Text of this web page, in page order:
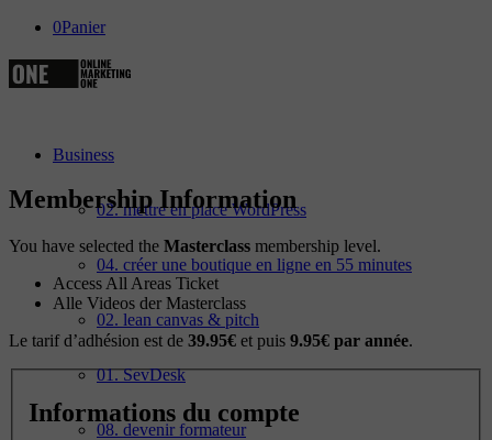
0Panier
Business
02. mettre en place WordPress
04. créer une boutique en ligne en 55 minutes
02. lean canvas & pitch
01. SevDesk
08. devenir formateur
Membership Information
You have selected the Masterclass membership level.
Access All Areas Ticket
Alle Videos der Masterclass
Le tarif d’adhésion est de 39.95€ et puis 9.95€ par année.
Informations du compte